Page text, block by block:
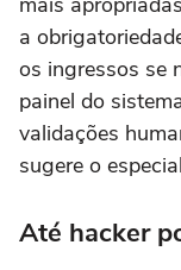
a
os ingressos se
painel do
validações
sugere o
Até hacker